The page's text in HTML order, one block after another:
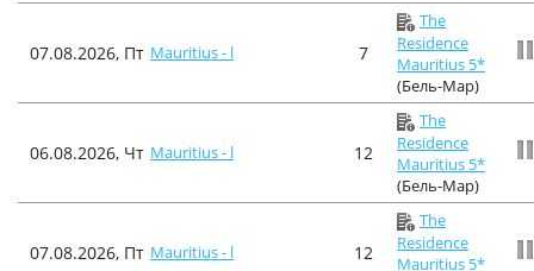
07.08.2026, Пт Mauritius - l 7
The
Residence
Mauritius 5*
(Бель-Мар)
06.08.2026, Чт Mauritius - l 12
The
Residence
Mauritius 5*
(Бель-Мар)
07.08.2026, Пт Mauritius - l 12
The
Residence
Mauritius 5*